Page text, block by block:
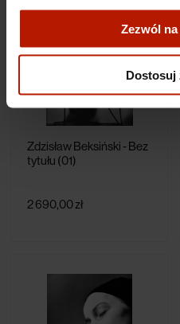
zgody".
Więcej o plikach cookies
Zezwól
Dostosuj
Zdzisław Beksiński - Bez
tytułu (01)
2 690,00 zł